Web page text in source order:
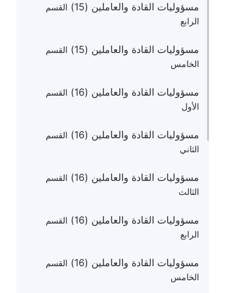
مسؤوليات القادة والعاملين (15)
القسم
الرابع
مسؤوليات القادة والعاملين (15)
القسم
الخامس
مسؤوليات القادة والعاملين (16)
القسم
الأول
مسؤوليات القادة والعاملين (16)
القسم
الثاني
مسؤوليات القادة والعاملين (16)
القسم
الثالث
مسؤوليات القادة والعاملين (16)
القسم
الرابع
مسؤوليات القادة والعاملين (16)
القسم
الخامس